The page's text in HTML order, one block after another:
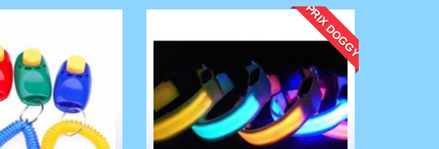
Bon produit, dommage qu'il ne soit pas
rechargeable
Bon collier
PRIX DOGGY